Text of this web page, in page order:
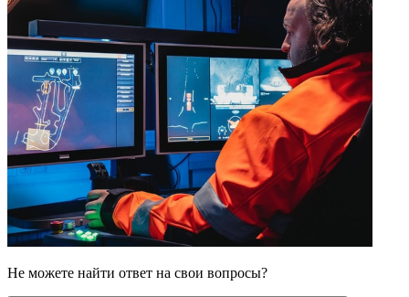
Не можете найти ответ на свои вопросы?